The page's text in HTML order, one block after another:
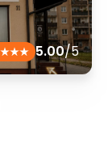
5.00/5